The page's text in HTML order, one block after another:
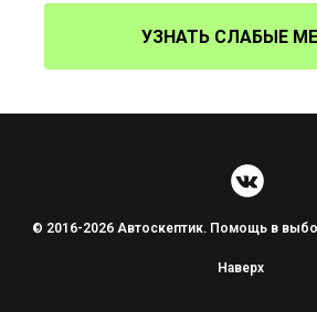
УЗНАТЬ СЛАБЫЕ
© 2016-2026 Автоскептик. Помощь в
Наверх